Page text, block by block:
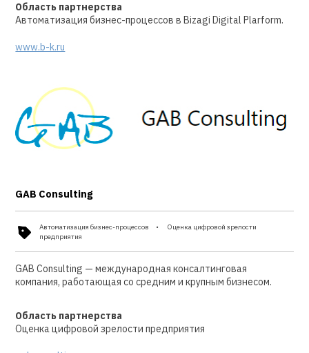
Область партнерства
Автоматизация бизнес-процессов в Bizagi Digital Plarform.
www.b-k.ru
GAB Consulting
Автоматизация бизнес-процессов
Оценка цифровой зрелости
предприятия
GAB Consulting — международная консалтинговая
компания, работающая со средним и крупным бизнесом.
Область партнерства
Оценка цифровой зрелости предприятия